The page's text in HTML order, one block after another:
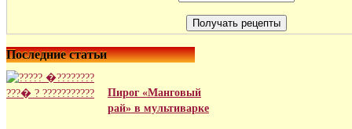
Последние статьи
Пирог «Манговый
рай» в мультиварке